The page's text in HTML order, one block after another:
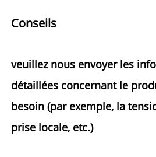
Conseils
veuillez nous envoyer les
détaillées concernant le
besoin (par exemple, la
prise locale, etc.)